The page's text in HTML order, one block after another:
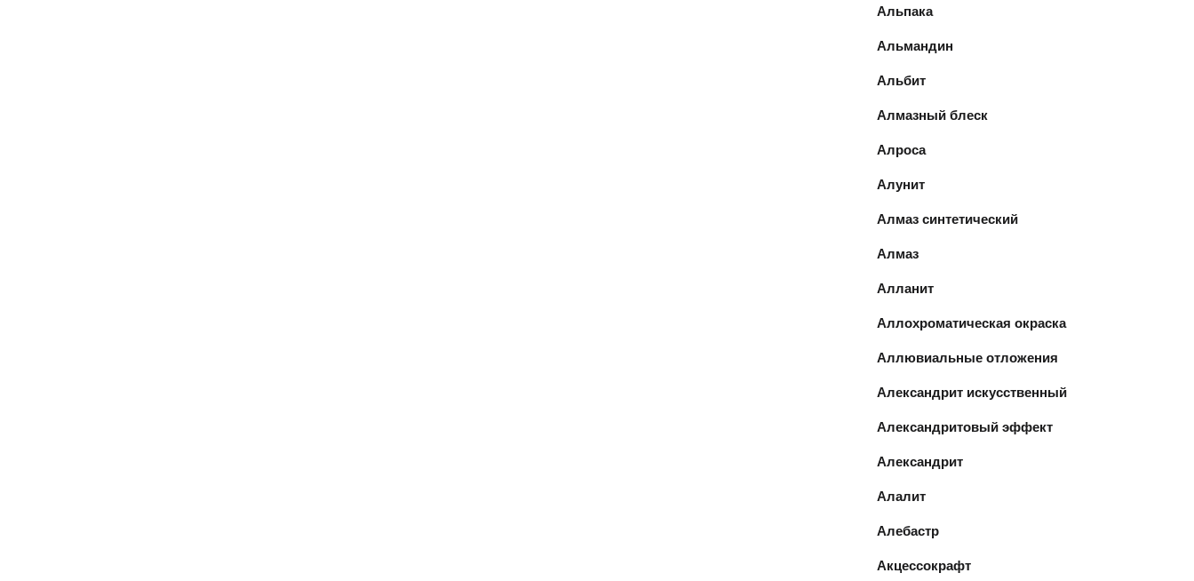
Альпака
Альмандин
Альбит
Алмазный блеск
Алроса
Алунит
Алмаз синтетический
Алмаз
Алланит
Аллохроматическая окраска
Аллювиальные отложения
Александрит искусственный
Александритовый эффект
Александрит
Алалит
Алебастр
Акцессокрафт